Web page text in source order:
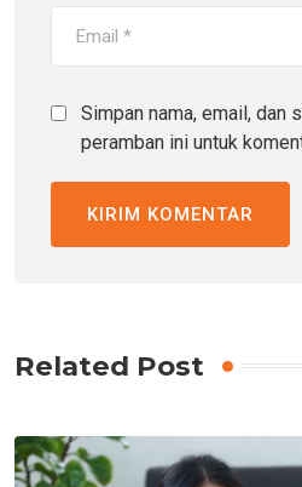
Simpan nama, email, dan
peramban ini untuk
Related Post